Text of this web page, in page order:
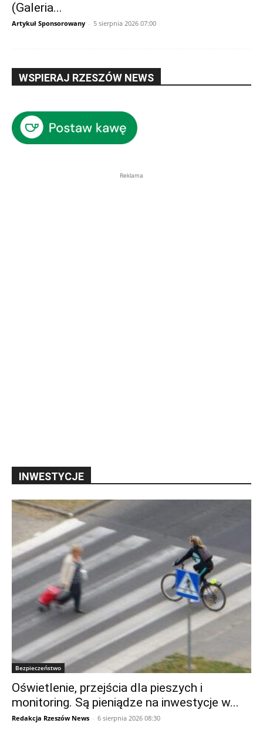
(Galeria...
Artykuł Sponsorowany - 5 sierpnia 2026 07:00
WSPIERAJ RZESZÓW NEWS
Reklama
INWESTYCJE
Bezpieczeństwo
Oświetlenie, przejścia dla pieszych i
monitoring. Są pieniądze na inwestycje w...
Redakcja Rzeszów News - 6 sierpnia 2026 08:30